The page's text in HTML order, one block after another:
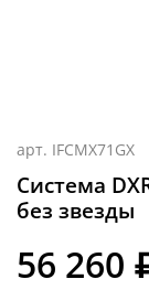
арт. IFCMX71GX
Система
без звезды
56 260